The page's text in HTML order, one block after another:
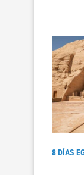
8 DÍAS